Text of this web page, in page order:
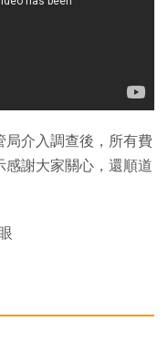
局介入調查後，所有費
感謝大家關心，還順道